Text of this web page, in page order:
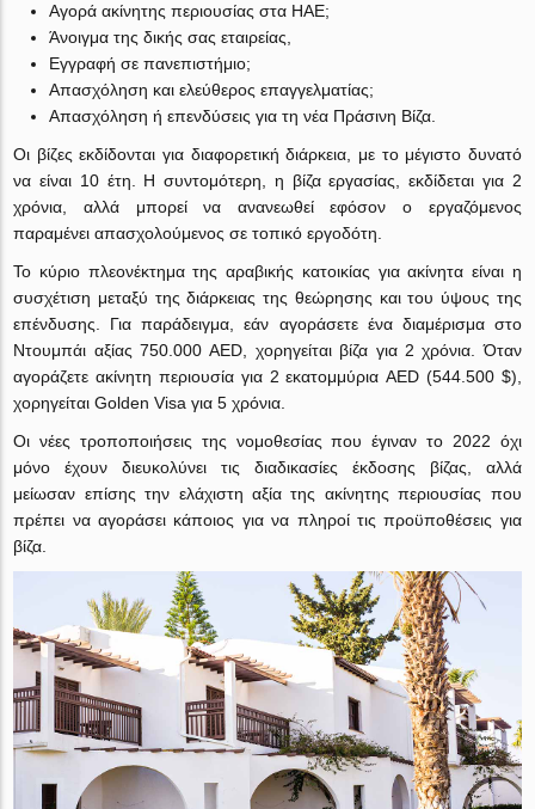
Αγορά ακίνητης περιουσίας στα ΗΑΕ;
Άνοιγμα της δικής σας εταιρείας,
Εγγραφή σε πανεπιστήμιο;
Απασχόληση και ελεύθερος επαγγελματίας;
Απασχόληση ή επενδύσεις για τη νέα Πράσινη Βίζα.
Οι βίζες εκδίδονται για διαφορετική διάρκεια, με το μέγιστο δυνατό
να είναι 10 έτη. Η συντομότερη, η βίζα εργασίας, εκδίδεται για 2
χρόνια, αλλά μπορεί να ανανεωθεί εφόσον ο εργαζόμενος
παραμένει απασχολούμενος σε τοπικό εργοδότη.
Το κύριο πλεονέκτημα της αραβικής κατοικίας για ακίνητα είναι η
συσχέτιση μεταξύ της διάρκειας της θεώρησης και του ύψους της
επένδυσης. Για παράδειγμα, εάν αγοράσετε ένα διαμέρισμα στο
Ντουμπάι αξίας 750.000 AED, χορηγείται βίζα για 2 χρόνια. Όταν
αγοράζετε ακίνητη περιουσία για 2 εκατομμύρια AED (544.500 $),
χορηγείται Golden Visa για 5 χρόνια.
Οι νέες τροποποιήσεις της νομοθεσίας που έγιναν το 2022 όχι
μόνο έχουν διευκολύνει τις διαδικασίες έκδοσης βίζας, αλλά
μείωσαν επίσης την ελάχιστη αξία της ακίνητης περιουσίας που
πρέπει να αγοράσει κάποιος για να πληροί τις προϋποθέσεις για
βίζα.